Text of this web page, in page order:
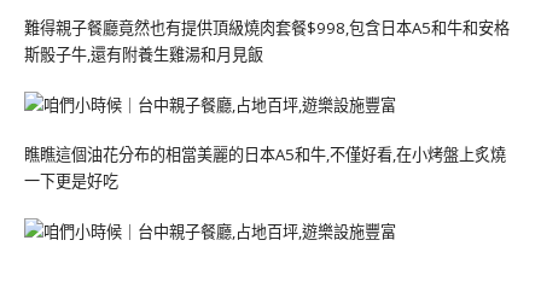
難得親子餐廳竟然也有提供頂級燒肉套餐$998,包含日本A5和牛和安格
斯骰子牛,還有附養生雞湯和月見飯
瞧瞧這個油花分布的相當美麗的日本A5和牛,不僅好看,在小烤盤上炙燒
一下更是好吃